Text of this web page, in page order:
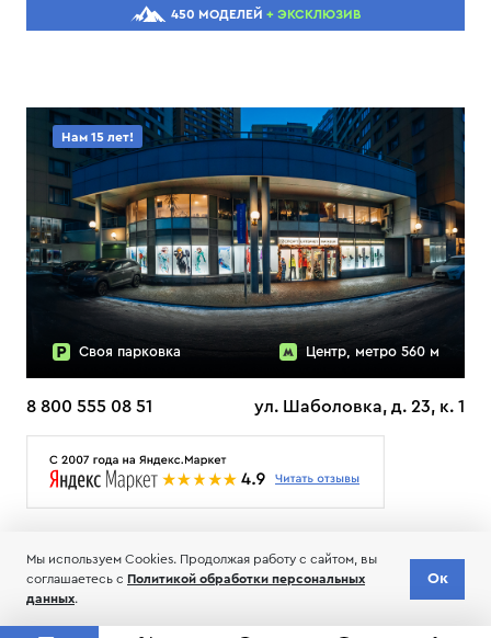
450 МОДЕЛЕЙ + ЭКСКЛЮЗИВ
Нам 15 лет!
Своя парковка Центр, метро 560 м
8 800 555 08 51 ул. Шаболовка, д. 23, к. 1
© 2006-2026 Пределанет
Мы используем Cookies. Продолжая работу с сайтом, вы
соглашаетесь с Политикой обработки персональных
данных.
Ок